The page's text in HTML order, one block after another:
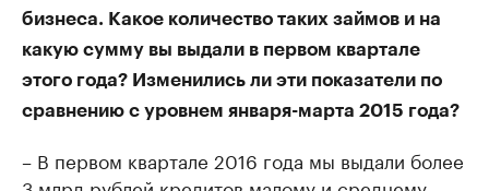
бизнеса. Какое количество таких займов и на
какую сумму вы выдали в первом квартале
этого года? Изменились ли эти показатели по
сравнению с уровнем января-марта 2015 года?
– В первом квартале 2016 года мы выдали более